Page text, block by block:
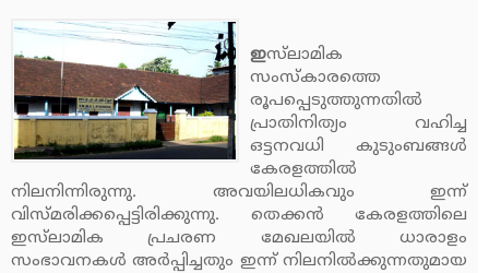
ഇസ്‌ലാമിക
സംസ്‌കാരത്തെ
രൂപപ്പെടുത്തുന്നതില്‍
പ്രാതിനിത്യം വഹിച്ച
ഒട്ടനവധി കുടുംബങ്ങള്‍
കേരളത്തില്‍
നിലനിന്നിരുന്നു. അവയിലധികവും ഇന്ന്
വിസ്മരിക്കപ്പെട്ടിരിക്കുന്നു. തെക്കന്‍ കേരളത്തിലെ
ഇസ്‌ലാമിക പ്രചരണ മേഖലയില്‍ ധാരാളം
സംഭാവനകള്‍ അര്‍പ്പിച്ചതും ഇന്ന് നിലനില്‍ക്കുന്നതുമായ